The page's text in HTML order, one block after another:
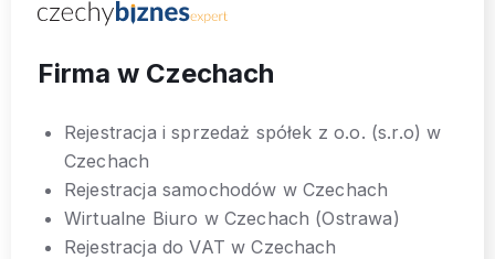
Firma w Czechach
Rejestracja i sprzedaż spółek z o.o. (s.r.o) w
Czechach
Rejestracja samochodów w Czechach
Wirtualne Biuro w Czechach (Ostrawa)
Rejestracja do VAT w Czechach